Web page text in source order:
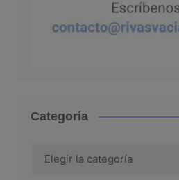
Categoría